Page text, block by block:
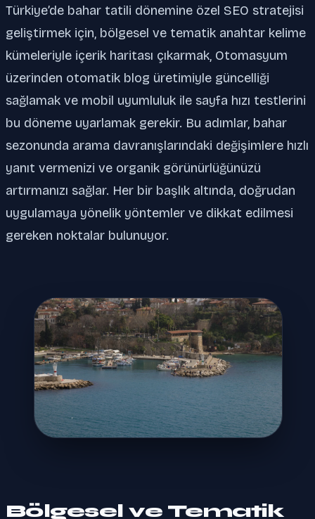
Türkiye’de bahar tatili dönemine özel SEO stratejisi
geliştirmek için, bölgesel ve tematik anahtar kelime
kümeleriyle içerik haritası çıkarmak, Otomasyum
üzerinden otomatik blog üretimiyle güncelliği
sağlamak ve mobil uyumluluk ile sayfa hızı testlerini
bu döneme uyarlamak gerekir. Bu adımlar, bahar
sezonunda arama davranışlarındaki değişimlere hızlı
yanıt vermenizi ve organik görünürlüğünüzü
artırmanızı sağlar. Her bir başlık altında, doğrudan
uygulamaya yönelik yöntemler ve dikkat edilmesi
gereken noktalar bulunuyor.
Bölgesel ve Tematik